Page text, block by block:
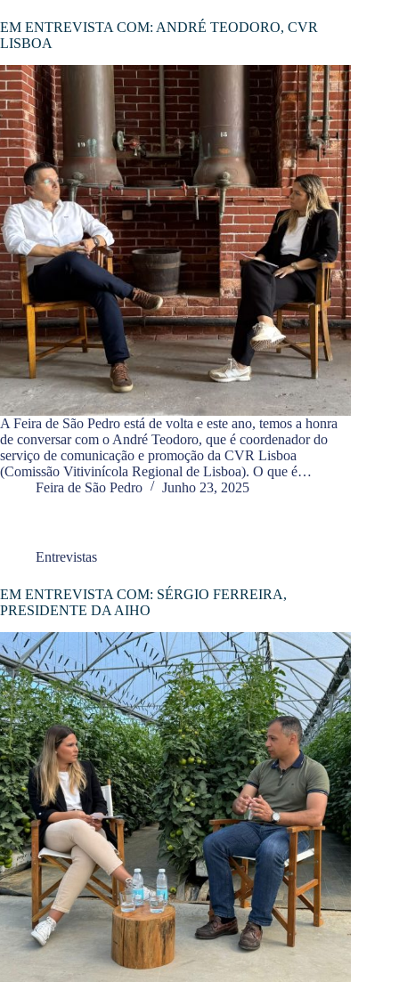
EM ENTREVISTA COM: ANDRÉ TEODORO, CVR
LISBOA
A Feira de São Pedro está de volta e este ano, temos a honra
de conversar com o André Teodoro, que é coordenador do
serviço de comunicação e promoção da CVR Lisboa
(Comissão Vitivinícola Regional de Lisboa). O que é…
Feira de São Pedro
Junho 23, 2025
Entrevistas
EM ENTREVISTA COM: SÉRGIO FERREIRA,
PRESIDENTE DA AIHO